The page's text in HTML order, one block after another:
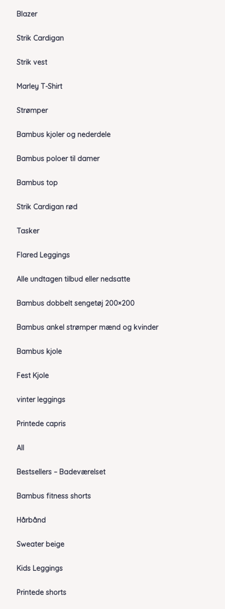
Blazer
Strik Cardigan
Strik vest
Marley T-Shirt
Strømper
Bambus kjoler og nederdele
Bambus poloer til damer
Bambus top
Strik Cardigan rød
Tasker
Flared Leggings
Alle undtagen tilbud eller nedsatte
Bambus dobbelt sengetøj 200×200
Bambus ankel strømper mænd og kvinder
Bambus kjole
Fest Kjole
vinter leggings
Printede capris
All
Bestsellers – Badeværelset
Bambus fitness shorts
Hårbånd
Sweater beige
Kids Leggings
Printede shorts